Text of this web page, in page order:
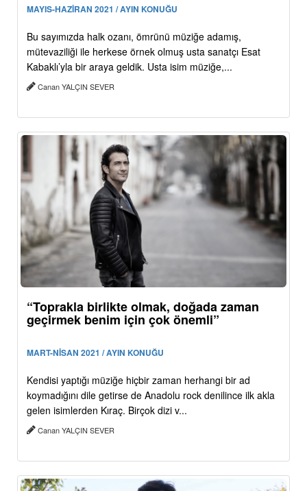
MAYIS-HAZİRAN 2021 / AYIN KONUĞU
Bu sayımızda halk ozanı, ömrünü müziğe adamış,
mütevaziliği ile herkese örnek olmuş usta sanatçı Esat
Kabaklı’yla bir araya geldik. Usta isim müziğe,...
Canan YALÇIN SEVER
“Toprakla birlikte olmak, doğada zaman
geçirmek benim için çok önemli”
MART-NİSAN 2021 / AYIN KONUĞU
Kendisi yaptığı müziğe hiçbir zaman herhangi bir ad
koymadığını dile getirse de Anadolu rock denilince ilk akla
gelen isimlerden Kıraç. Birçok dizi v...
Canan YALÇIN SEVER